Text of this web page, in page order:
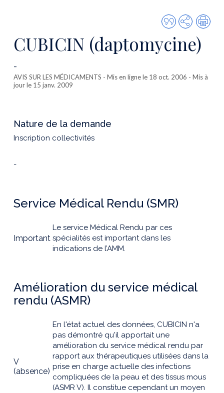
Citer
cette
publication
Partager
CUBICIN (daptomycine)
-
AVIS SUR LES MÉDICAMENTS - Mis en ligne le 18 oct. 2006 - Mis à
jour le 15 janv. 2009
Nature de la demande
Inscription collectivités
-
Service Médical Rendu (SMR)
Important
Le service Médical Rendu par ces
spécialités est important dans les
indications de l’AMM.
Amélioration du service médical
rendu (ASMR)
V
(absence)
En l'état actuel des données, CUBICIN n'a
pas démontré qu'il apportait une
amélioration du service médical rendu par
rapport aux thérapeutiques utilisées dans la
prise en charge actuelle des infections
compliquées de la peau et des tissus mous
(ASMR V). Il constitue cependant un moyen